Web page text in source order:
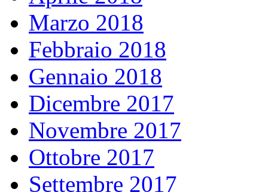
Marzo 2018
Febbraio 2018
Gennaio 2018
Dicembre 2017
Novembre 2017
Ottobre 2017
Settembre 2017